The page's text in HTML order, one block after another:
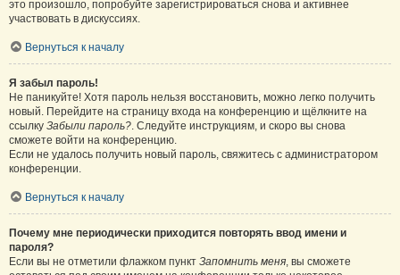
это произошло, попробуйте зарегистрироваться снова и активнее
участвовать в дискуссиях.
Вернуться к началу
Я забыл пароль!
Не паникуйте! Хотя пароль нельзя восстановить, можно легко получить
новый. Перейдите на страницу входа на конференцию и щёлкните на
ссылку Забыли пароль?. Следуйте инструкциям, и скоро вы снова
сможете войти на конференцию.
Если не удалось получить новый пароль, свяжитесь с администратором
конференции.
Вернуться к началу
Почему мне периодически приходится повторять ввод имени и
пароля?
Если вы не отметили флажком пункт Запомнить меня, вы сможете